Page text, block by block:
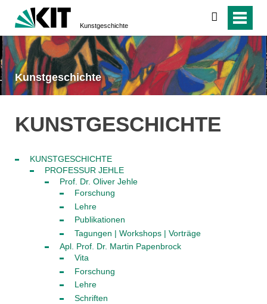
Kunstgeschichte
suchen
Kunstgeschichte
KUNSTGESCHICHTE
KUNSTGESCHICHTE
PROFESSUR JEHLE
Prof. Dr. Oliver Jehle
Forschung
Lehre
Publikationen
Tagungen | Workshops | Vorträge
Apl. Prof. Dr. Martin Papenbrock
Vita
Forschung
Lehre
Schriften